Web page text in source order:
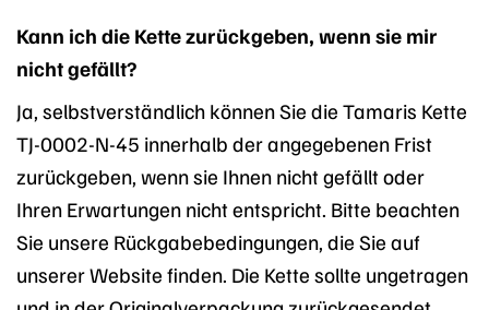
Kann ich die Kette zurückgeben, wenn sie mir
nicht gefällt?
Ja, selbstverständlich können Sie die Tamaris Kette
TJ-0002-N-45 innerhalb der angegebenen Frist
zurückgeben, wenn sie Ihnen nicht gefällt oder
Ihren Erwartungen nicht entspricht. Bitte beachten
Sie unsere Rückgabebedingungen, die Sie auf
unserer Website finden. Die Kette sollte ungetragen